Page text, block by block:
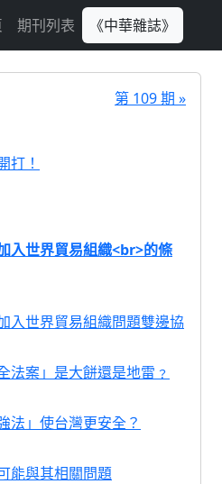
期刊列表 《中華雜誌》
第 109 期 »
打！
入世界貿易組織<br>的條
入世界貿易組織問題雙邊協
法案」是大餅還是地雷﹖
法」使台灣更安全？
能與其相關問題